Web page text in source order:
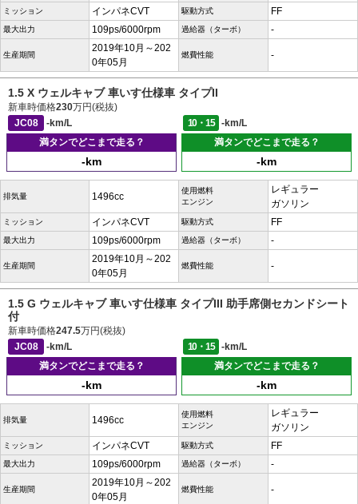
ミッション インパネCVT 駆動方式 FF
最大出力 109ps/6000rpm 過給器（ターボ） -
生産期間
2019年10月～202
0年05月
燃費性能 -
1.5 X ウェルキャブ 車いす仕様車 タイプII
新車時価格230万円(税抜)
JC08
-km/L 10・15
-km/L
満タンでどこまで走る？
-km
満タンでどこまで走る？
-km
排気量 1496cc
使用燃料
エンジン
レギュラー
ガソリン
ミッション インパネCVT 駆動方式 FF
最大出力 109ps/6000rpm 過給器（ターボ） -
生産期間
2019年10月～202
0年05月
燃費性能 -
1.5 G ウェルキャブ 車いす仕様車 タイプIII 助手席側セカンドシート
付
新車時価格247.5万円(税抜)
JC08
-km/L 10・15
-km/L
満タンでどこまで走る？
-km
満タンでどこまで走る？
-km
排気量 1496cc
使用燃料
エンジン
レギュラー
ガソリン
ミッション インパネCVT 駆動方式 FF
最大出力 109ps/6000rpm 過給器（ターボ） -
生産期間
2019年10月～202
0年05月
燃費性能 -